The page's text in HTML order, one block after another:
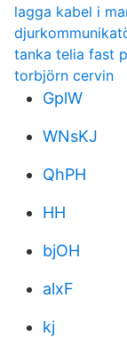
lagga kabel i
tanka telia fast
torbjörn cervin
GplW
WNsKJ
QhPH
HH
bjOH
alxF
kj